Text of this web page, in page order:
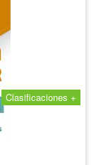
Clasificaciones +